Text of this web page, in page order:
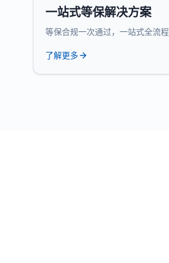
一站式等保解决方案
等保合规一次通过，一站式全流
了解更多